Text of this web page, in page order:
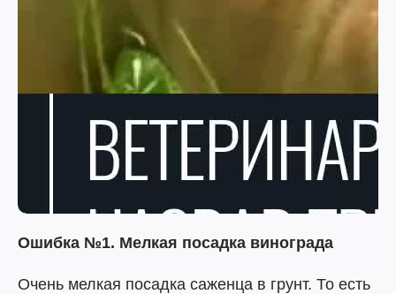
Ошибка №1. Мелкая посадка винограда
Очень мелкая посадка саженца в грунт. То есть